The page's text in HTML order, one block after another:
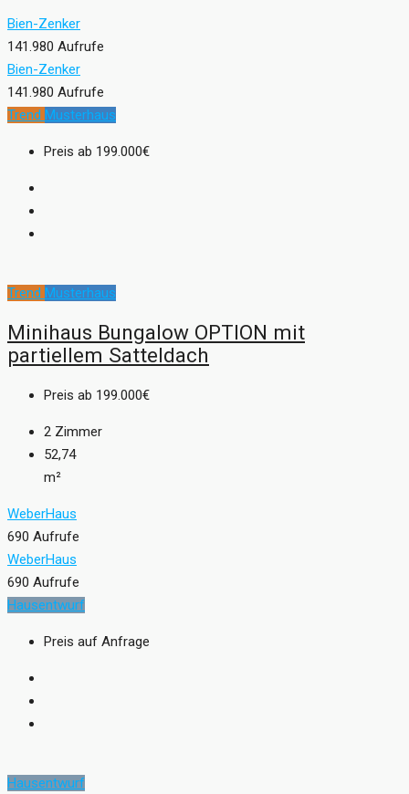
Bien-Zenker
141.980 Aufrufe
Bien-Zenker
141.980 Aufrufe
Trend Musterhaus
Preis ab 199.000€
Trend Musterhaus
Minihaus Bungalow OPTION mit
partiellem Satteldach
Preis ab 199.000€
2 Zimmer
52,74
m²
WeberHaus
690 Aufrufe
WeberHaus
690 Aufrufe
Hausentwurf
Preis auf Anfrage
Hausentwurf